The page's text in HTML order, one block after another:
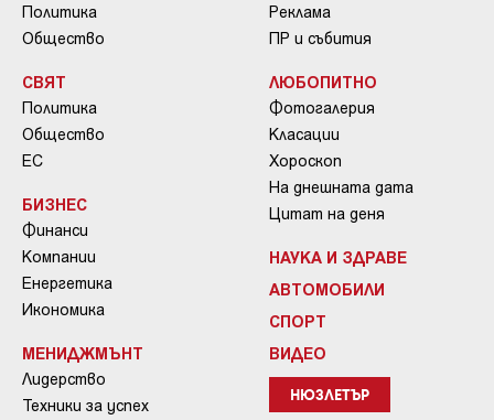
Политика
Общество
СВЯТ
Политика
Общество
ЕС
БИЗНЕС
Финанси
Компании
Енергетика
Икономика
МЕНИДЖМЪНТ
Лидерство
Техники за успех
Реклама
ПР и събития
ЛЮБОПИТНО
Фотогалерия
Класации
Хороскоп
На днешната дата
Цитат на деня
НАУКА И ЗДРАВЕ
АВТОМОБИЛИ
СПОРТ
ВИДЕО
НЮЗЛЕТЪР